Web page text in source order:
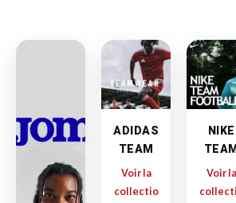
ADIDAS
TEAM
Voir la
collectio
NIKE
TEAM
Voir la